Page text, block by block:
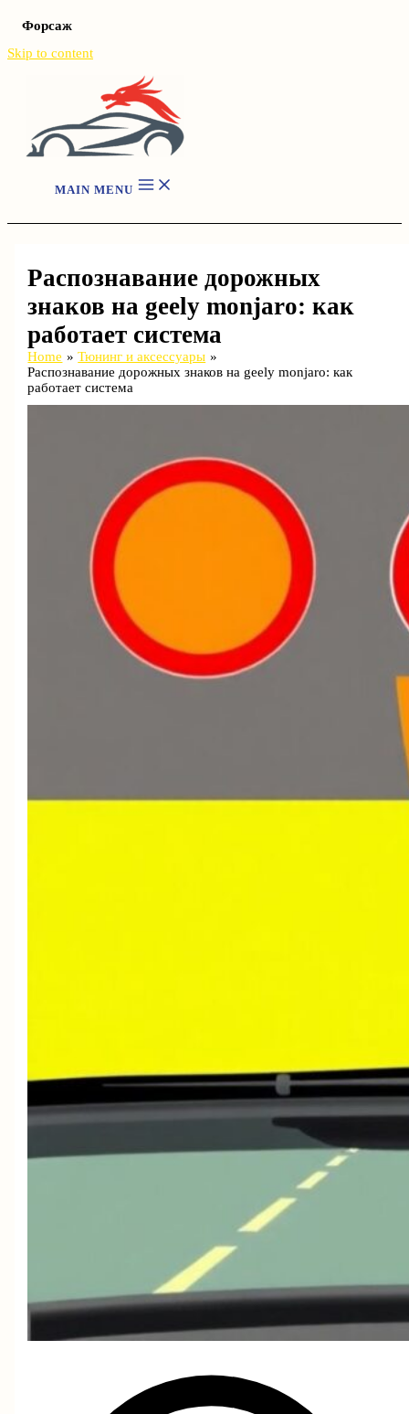
Форсаж
Skip to content
MAIN MENU
Распознавание дорожных
знаков на geely monjaro: как
работает система
Home
Тюнинг и аксессуары
Распознавание дорожных знаков на geely monjaro: как
работает система